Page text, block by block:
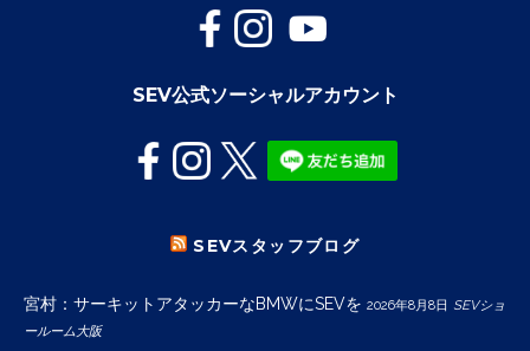
SEV公式ソーシャルアカウント
SEVスタッフブログ
宮村：サーキットアタッカーなBMWにSEVを 2026年8月8日 SEVショ
ールーム大阪